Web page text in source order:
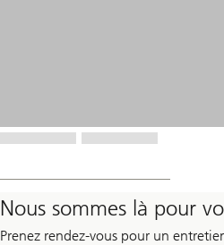
Nous sommes là pour
Prenez rendez-vous pour un